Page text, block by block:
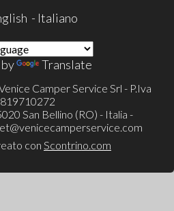
- Italiano
Translate
Camper Service Srl - P.Iva
San Bellino (RO) - Italia -
con Scontrino.com